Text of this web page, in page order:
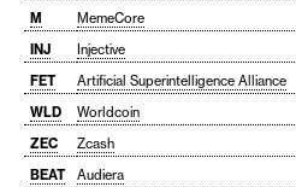
M
MemeCore
INJ
Injective
FET
Artificial Superintelligence Alliance
WLD
Worldcoin
ZEC
Zcash
BEAT
Audiera